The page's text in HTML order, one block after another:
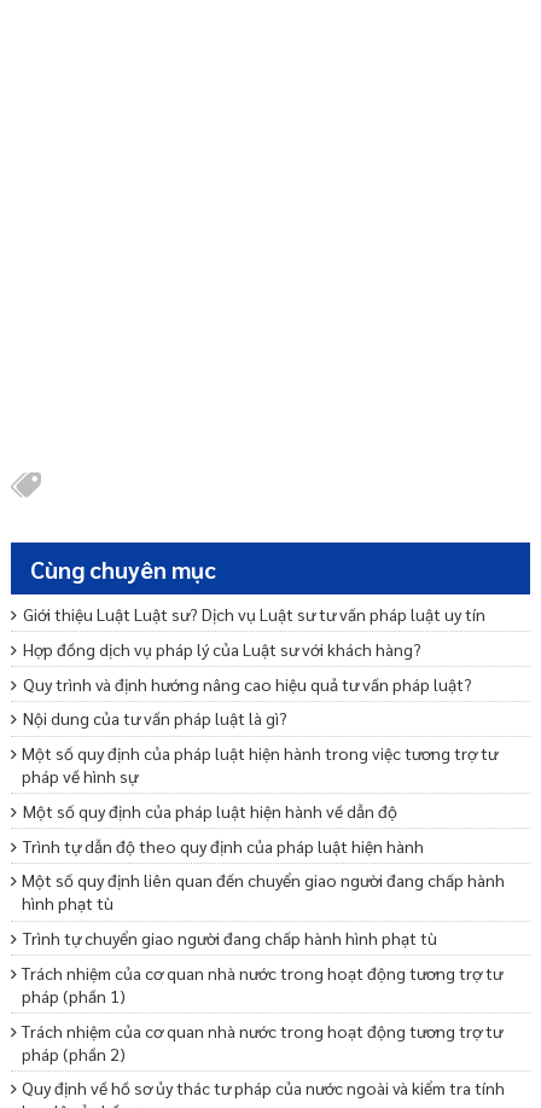
Cùng chuyên mục
Giới thiệu Luật Luật sư? Dịch vụ Luật sư tư vấn pháp luật uy tín
Hợp đồng dịch vụ pháp lý của Luật sư với khách hàng?
Quy trình và định hướng nâng cao hiệu quả tư vấn pháp luật?
Nội dung của tư vấn pháp luật là gì?
Một số quy định của pháp luật hiện hành trong việc tương trợ tư
pháp về hình sự
Một số quy định của pháp luật hiện hành về dẫn độ
Trình tự dẫn độ theo quy định của pháp luật hiện hành
Một số quy định liên quan đến chuyển giao người đang chấp hành
hình phạt tù
Trình tự chuyển giao người đang chấp hành hình phạt tù
Trách nhiệm của cơ quan nhà nước trong hoạt động tương trợ tư
pháp (phần 1)
Trách nhiệm của cơ quan nhà nước trong hoạt động tương trợ tư
pháp (phần 2)
Quy định về hồ sơ ủy thác tư pháp của nước ngoài và kiểm tra tính